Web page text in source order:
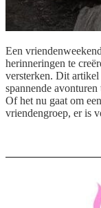
Een
herinneringen te
versterken. Dit
spannende
Of het nu gaat om
vriendengroep, er is